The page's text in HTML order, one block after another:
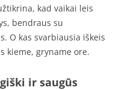
kad vaikai leis
bendraus su
O kas svarbiausia iškeis
kieme, gryname ore.
ir saugūs